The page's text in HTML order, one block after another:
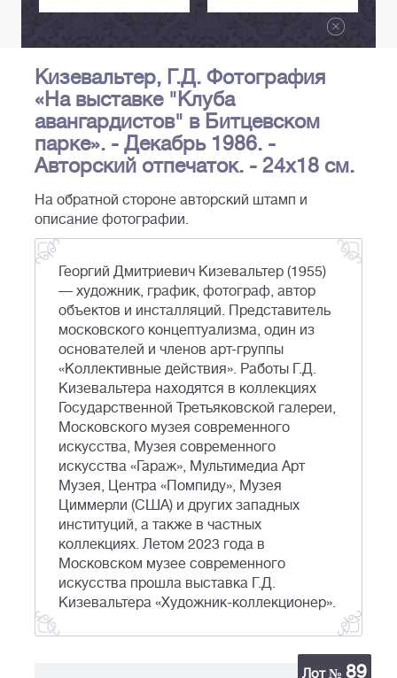
Кизевальтер, Г.Д. Фотография
«На выставке "Клуба
авангардистов" в Битцевском
парке». - Декабрь 1986. -
Авторский отпечаток. - 24х18 см.
На обратной стороне авторский штамп и
описание фотографии.
Георгий Дмитриевич Кизевальтер (1955)
— художник, график, фотограф, автор
объектов и инсталляций. Представитель
московского концептуализма, один из
основателей и членов арт-группы
«Коллективные действия». Работы Г.Д.
Кизевальтера находятся в коллекциях
Государственной Третьяковской галереи,
Московского музея современного
искусства, Музея современного
искусства «Гараж», Мультимедиа Арт
Музея, Центра «Помпиду», Музея
Циммерли (США) и других западных
институций, а также в частных
коллекциях. Летом 2023 года в
Московском музее современного
искусства прошла выставка Г.Д.
Кизевальтера «Художник-коллекционер».
Лот № 89